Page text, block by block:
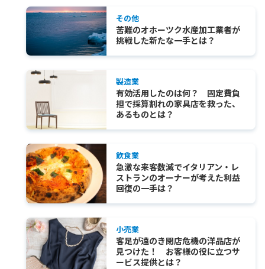
その他
苦難のオホーツク水産加工業者が
挑戦した新たな一手とは？
製造業
有効活用したのは何？ 固定費負
担で採算割れの家具店を救った、
あるものとは？
飲食業
急激な来客数減でイタリアン・レ
ストランのオーナーが考えた利益
回復の一手は？
小売業
客足が遠のき閉店危機の洋品店が
見つけた！ お客様の役に立つサ
ービス提供とは？